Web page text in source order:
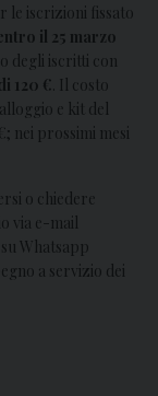
le iscrizioni fissato
il 25 marzo
degli iscritti con
120 € . Il costo
e kit del
nei prossimi mesi
o chiedere
via e-mail
Whatsapp
a servizio dei